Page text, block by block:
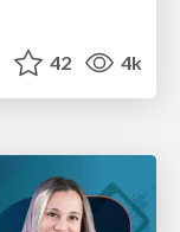
42 4k